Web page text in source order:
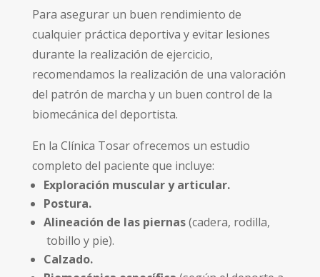
Para asegurar un buen rendimiento de
cualquier práctica deportiva y evitar lesiones
durante la realización de ejercicio,
recomendamos la realización de una valoración
del patrón de marcha y un buen control de la
biomecánica del deportista.
En la Clínica Tosar ofrecemos un estudio
completo del paciente que incluye:
Exploración muscular y articular.
Postura.
Alineación de las piernas(cadera, rodilla,
tobillo y pie).
Calzado.